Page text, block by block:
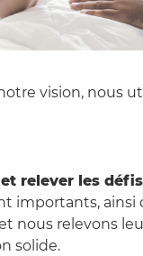
vision, nous
relever les défis
importants, ainsi
nous relevons
solide.